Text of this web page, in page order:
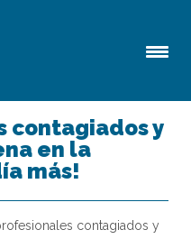
contagiados y
en la
más!
contagiados y